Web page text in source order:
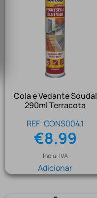
Cola e Vedante Soudal
290ml Terracota
REF: CONS004.1
€8.99
Inclui IVA
Adicionar